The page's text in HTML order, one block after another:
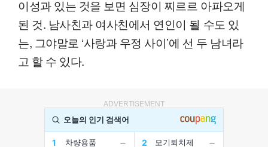
이성과 있는 것을 보면 심장이 찌르르 아파오게
된 것. 남사친과 여사친에서 연인이 될 수도 있
는, 그야말로 ‘사랑과 우정 사이’에 선 두 남녀라
고 할 수 있다.
ADVERTISEMENT